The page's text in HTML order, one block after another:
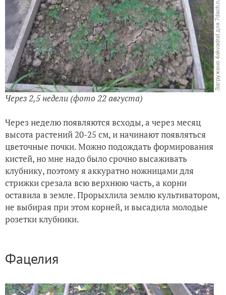
Через 2,5 недели (фото 22 августа)
Через неделю появляются всходы, а через месяц
высота растений 20-25 см, и начинают появляться
цветочные почки. Можно подождать формирования
кистей, но мне надо было срочно высаживать
клубнику, поэтому я аккуратно ножницами для
стрижки срезала всю верхнюю часть, а корни
оставила в земле. Прорыхлила землю культиватором,
не выбирая при этом корней, и высадила молодые
розетки клубники.
Фацелия